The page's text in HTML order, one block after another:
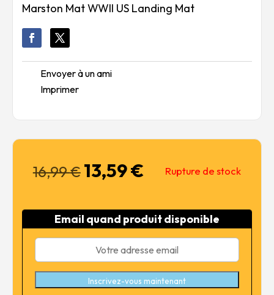
Marston Mat WWII US Landing Mat
Envoyer à un ami
Imprimer
16,99€ Le
prix
était :
16,99 €.
13,59€Le
est :
13,59 €.
Rupture de stock
Email quand produit disponible
Inscrivez-vous maintenant